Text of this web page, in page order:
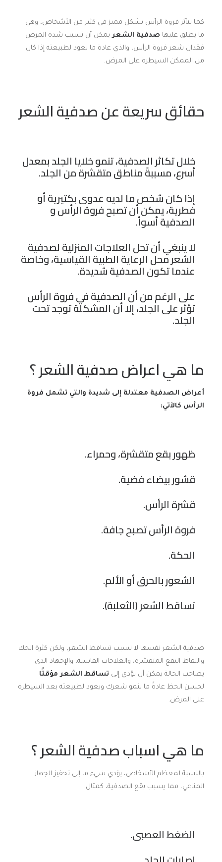
كما تتأثر فروة الرأس بشكل مميز في كثير من الأشخاص، وهي
ما يطلق عليها صدفية الشعريمكن أن تسبب شدة المرض
فقدان شعر فروة الرأس، والذي عادة ما يعود لطبيعته إذا كان
من الممكن السيطرة على المرض.
حقائق سريعة عن صدفية الشعر
خلال تكاثر الصدفية، تنمو خلايا الجلد بمعدل
أسرع، مسببةً مناطق متقشرة من الجلد.
إذا كان شخص ما لديه عدوى بكتيرية أو
فطرية، يمكن أن تصبح فروة الرأس و
الصدفية أسوأ.
لا ينبغي أن تحل العلاجات المنزلية لصدفية
الشعر محل الرعاية الطبية القياسية، وخاصة
عندما تكون الصدفية شديدة.
على الرغم من أن الصدفية في فروة الرأس
تؤثر على الجلد، إلا أن المشكلة توجد تحت
الجلد.
ما هي اعراض صدفية الشعر ؟
أعراض الصدفية معتدلة إلى شديدة والتي تشمل فروة
الرأس كالآتي:
ظهور بقع متقشرة، وحمراء.
قشور بيضاء فضية.
قشرة الرأس.
فروة الرأس تصبح جافة.
الحكة.
الشعور بالحرق أو الألم.
تساقط الشعر (الثعلبة).
صدفية الشعر نفسها لا تسبب تساقط الشعر، ولكن كثرة الحك
والتقاط البقع المتقشرة، والعلاجات القاسية، والإجهاد الذي
يصاحب الحالة يمكن أن يؤدي إلى تساقط الشعر مؤقتًا
لحسن الحظ عادةً ما ينمو شعرك ويعود لطبيعته بعد السيطرة
على المرض.
ما هي اسباب صدفية الشعر ؟
بالنسبة لمعظم الأشخاص، يؤدي شيء ما إلى تحفيز الجهاز
المناعي، مما يسبب بقع الصدفية، كمثال:
الضغط العصبى.